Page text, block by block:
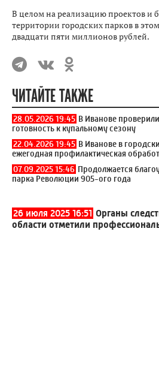
В целом на реализацию проектов и
территории городских парков в
двадцати пяти миллионов рублей.
ЧИТАЙТЕ ТАКЖЕ
28.05.2026 19:45 В Иванове
готовность к купальному сезону
22.04.2026 19:45 В Иванове в
ежегодная профилактическая
07.09.2025 15:46 Продолжается
парка Революции 905-ого года
26 июля 2025 16:51 Органы
области отметили